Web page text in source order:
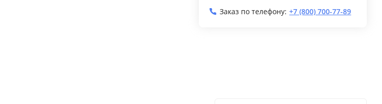
Заказ по телефону: +7 (800) 700-77-89